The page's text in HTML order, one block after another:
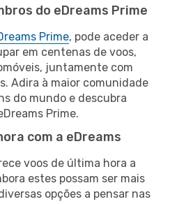
do eDreams Prime
Prime, pode aceder a
em centenas de voos,
juntamente com
Adira à maior comunidade
do mundo e descubra
Prime.
com a eDreams
voos de última hora a
estes possam ser mais
opções a pensar nas